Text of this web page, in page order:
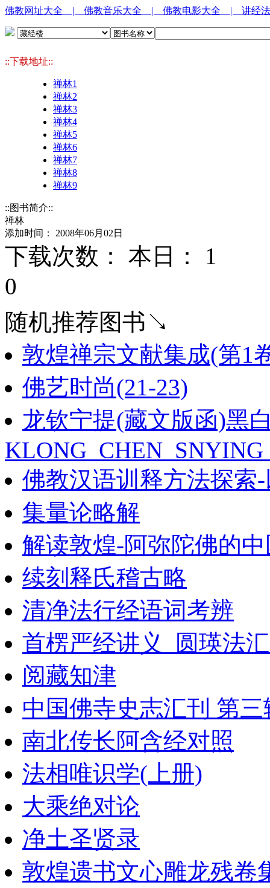
佛教网址大全 | 佛教音乐大全 | 佛教电影大全 | 讲经
::下载地址::
禅林1
禅林2
禅林3
禅林4
禅林5
禅林6
禅林7
禅林8
禅林9
::图书简介::
禅林
添加时间： 2008年06月02日
下载次数： 本日： 1
0
随机推荐图书↘
敦煌禅宗文献集成(第1
佛艺时尚(21-23)
龙钦宁提(藏文版函)黑
佛教汉语训释方法探索
集量论略解
解读敦煌-阿弥陀佛的
续刻释氏稽古略
清净法行经语词考辨
首楞严经讲义_圆瑛法
阅藏知津
中国佛寺史志汇刊 第
南北传长阿含经对照
法相唯识学(上册)
大乘绝对论
净土圣贤录
敦煌遗书文心雕龙残卷